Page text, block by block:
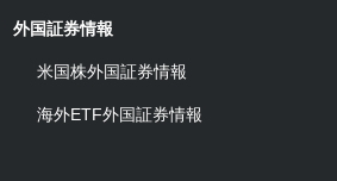
外国証券情報
米国株外国証券情報
海外ETF外国証券情報